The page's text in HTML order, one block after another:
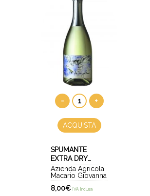
- +
ACQUISTA
SPUMANTE
EXTRA DRY
MARTINOTTI -
ANGEL
Azienda Agricola
Macario Giovanna
8,00€ IVA Inclusa